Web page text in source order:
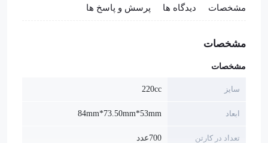
مشخصات دیدگاه ها پرسش و پاسخ ها
مشخصات
مشخصات
سایز 220cc
ابعاد 84mm*73.50mm*53mm
تعداد در کارتن 700عدد